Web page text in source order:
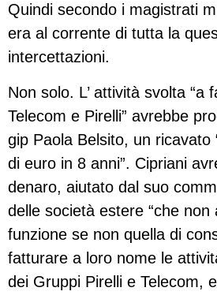
Quindi secondo i magistrati
era al corrente di tutta la
intercettazioni.
Non solo. L’ attività svolta “a
Telecom e Pirelli” avrebbe
gip Paola Belsito, un ricavato
di euro in 8 anni”. Cipriani
denaro, aiutato dal suo
delle società estere “che non
funzione se non quella di
fatturare a loro nome le
dei Gruppi Pirelli e Telecom,